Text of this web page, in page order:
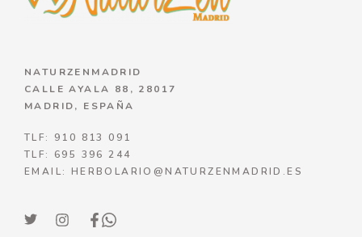
NATURZENMADRID
CALLE AYALA 88, 28017
MADRID, ESPAÑA
TLF: 910 813 091
TLF: 695 396 244
EMAIL: HERBOLARIO@NATURZENMADRID.ES